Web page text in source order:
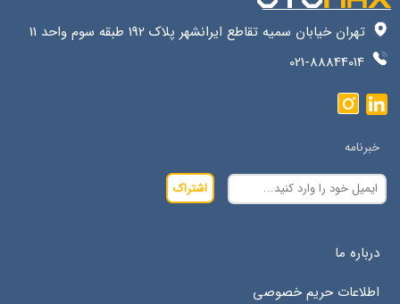
تهران خیابان سمیه تقاطع ایرانشهر پلاک 192 طبقه سوم واحد 11
021-88844014
خبرنامه
اشتراک
درباره ما
اطلاعات حریم خصوصی